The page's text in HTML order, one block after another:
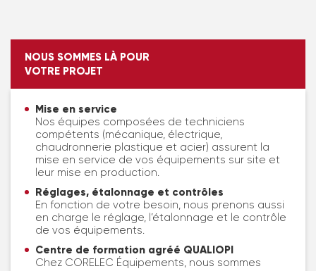
NOUS SOMMES LÀ POUR
VOTRE PROJET
Mise en service
Nos équipes composées de techniciens
compétents (mécanique, électrique,
chaudronnerie plastique et acier) assurent la
mise en service de vos équipements sur site et
leur mise en production.
Réglages, étalonnage et contrôles
En fonction de votre besoin, nous prenons aussi
en charge le réglage, l’étalonnage et le contrôle
de vos équipements.
Centre de formation agréé QUALIOPI
Chez CORELEC Équipements, nous sommes